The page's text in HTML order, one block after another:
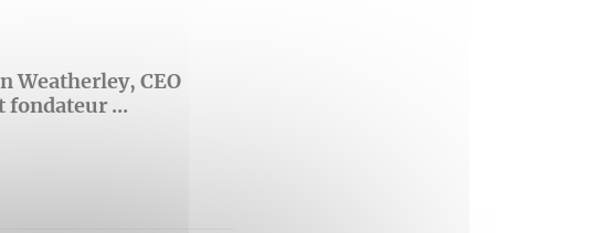
Weatherley, CEO
fondateur ...